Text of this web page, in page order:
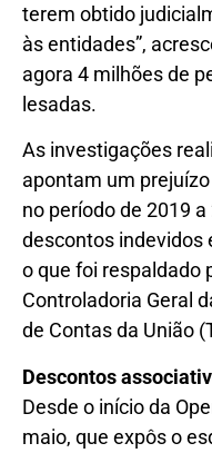
terem obtido
às entidades”,
agora 4 milhões de
lesadas.
As investigações
apontam um
no período de 2019
descontos indevidos
o que foi respaldado
Controladoria Geral
de Contas da União
Descontos
Desde o início da
maio, que expôs o